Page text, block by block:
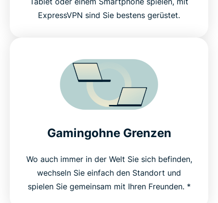
ExpressVPN sind Sie bestens gerüstet.
Gamingohne Grenzen
Wo auch immer in der Welt Sie sich befinden,
wechseln Sie einfach den Standort und
spielen Sie gemeinsam mit Ihren Freunden. *